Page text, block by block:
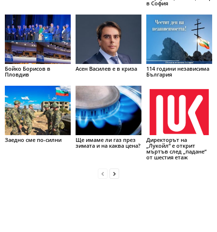
в София
Бойко Борисов в
Пловдив
Асен Василев е в криза
114 години независима
България
Заедно сме по-силни
Ще имаме ли газ през
зимата и на каква цена?
Директорът на
„Лукойл“ е открит
мъртъв след „падане“
от шестия етаж